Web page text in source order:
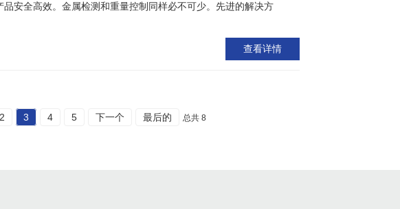
品安全高效。金属检测和重量控制同样必不可少。先进的解决方
查看详情
2 3 4 5 下一个 最后的 总共 8